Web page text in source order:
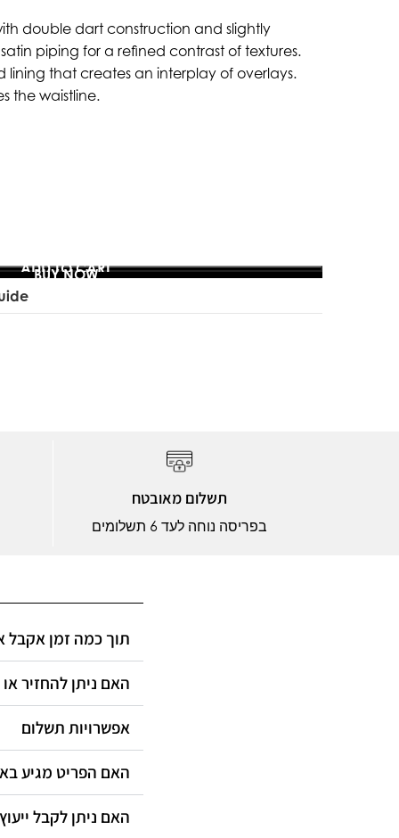
double dart construction and slightly
piping for a refined contrast of textures.
lining that creates an interplay of overlays.
the waistline.
ADD TO CART
BUY NOW
תשלום מאובטח
בפריסה נוחה לעד 6 תשלומים
תוך כמה זמן אקבל
האם ניתן להחזיר
אפשרויות תשלום
האם הפריט מגיע
האם ניתן לקבל